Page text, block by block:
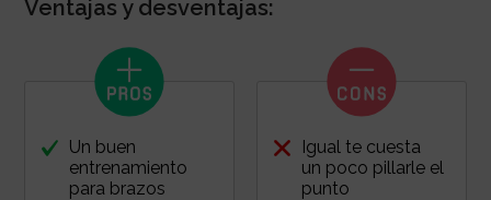
Ventajas y desventajas:
Un buen
entrenamiento
para brazos
Igual te cuesta
un poco pillarle el
punto